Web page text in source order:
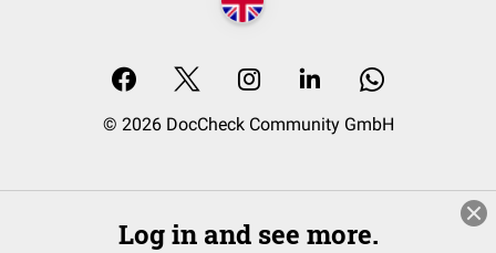
© 2026 DocCheck Community GmbH
Log in and see more.